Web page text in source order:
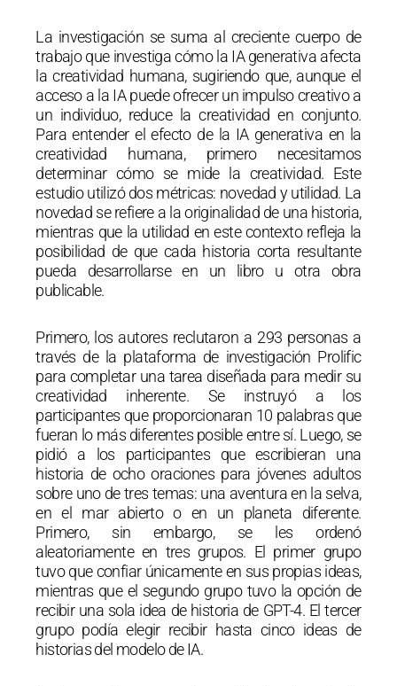
La investigación se suma al creciente cuerpo de
trabajo que investiga cómo la IA generativa afecta
la creatividad humana, sugiriendo que, aunque el
acceso a la IA puede ofrecer un impulso creativo a
un individuo, reduce la creatividad en conjunto.
Para entender el efecto de la IA generativa en la
creatividad humana, primero necesitamos
determinar cómo se mide la creatividad. Este
estudio utilizó dos métricas: novedad y utilidad. La
novedad se refiere a la originalidad de una historia,
mientras que la utilidad en este contexto refleja la
posibilidad de que cada historia corta resultante
pueda desarrollarse en un libro u otra obra
publicable.
Primero, los autores reclutaron a 293 personas a
través de la plataforma de investigación Prolific
para completar una tarea diseñada para medir su
creatividad inherente. Se instruyó a los
participantes que proporcionaran 10 palabras que
fueran lo más diferentes posible entre sí. Luego, se
pidió a los participantes que escribieran una
historia de ocho oraciones para jóvenes adultos
sobre uno de tres temas: una aventura en la selva,
en el mar abierto o en un planeta diferente.
Primero, sin embargo, se les ordenó
aleatoriamente en tres grupos. El primer grupo
tuvo que confiar únicamente en sus propias ideas,
mientras que el segundo grupo tuvo la opción de
recibir una sola idea de historia de GPT-4. El tercer
grupo podía elegir recibir hasta cinco ideas de
historias del modelo de IA.